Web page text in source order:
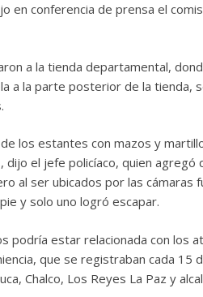
en conferencia de prensa el
a la tienda departamental,
a la parte posterior de la tienda,
los estantes con mazos y
el jefe policíaco, quien agregó
al ser ubicados por las cámaras
y solo uno logró escapar.
podría estar relacionada con los
que se registraban cada 15
Chalco, Los Reyes La Paz y